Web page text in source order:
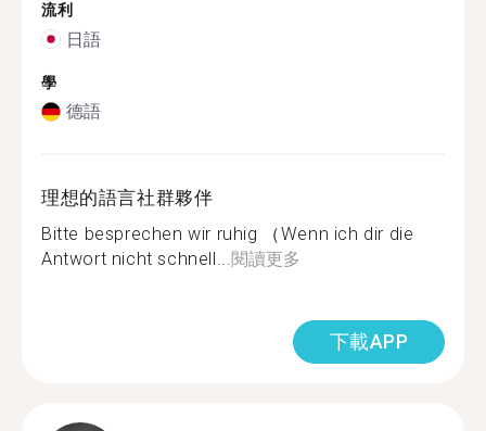
流利
日語
學
德語
理想的語言社群夥伴
Bitte besprechen wir ruhig （Wenn ich dir die
Antwort nicht schnell...閱讀更多
下載APP